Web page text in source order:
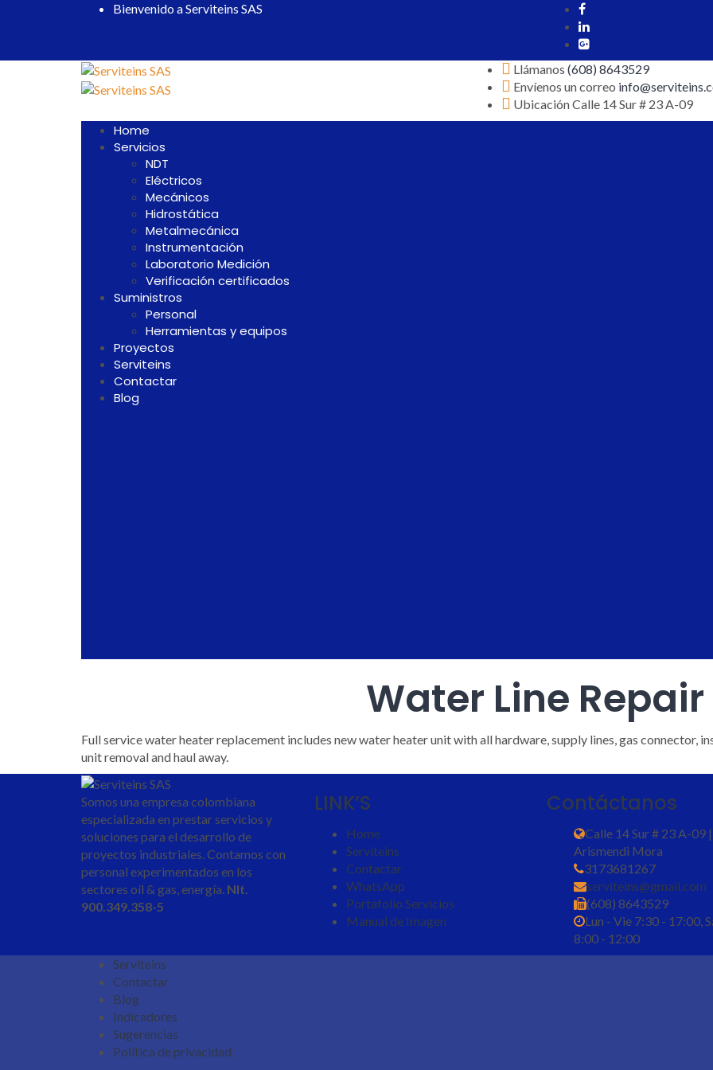
Bienvenido a Serviteins SAS
Llámanos (608) 8643529
Envíenos un correo
UbicaciónCalle 14 Sur # 23 A-09
Home
Servicios
NDT
Eléctricos
Mecánicos
Hidrostática
Metalmecánica
Instrumentación
Laboratorio Medición
Verificación certificados
Suministros
Personal
Herramientas y equipos
Proyectos
Serviteins
Contactar
Blog
Water Line Repair
Full service water heater replacement includes new water heater unit with all hardware, supply lines, gas connector,
unit removal and haul away.
Somos una empresa colombiana
especializada en prestar servicios y
soluciones para el desarrollo de
proyectos industriales. Contamos con
personal experimentados en los
sectores oíl & gas, energía. NIt.
900.349.358-5
LINK’S
Home
Serviteins
Contactar
WhatsApp
Portafolio Servicios
Manual de Imagen
Contáctanos
Calle 14 Sur # 23 A-09
Arismendi Mora
3173681267
serviteins@gmail.com
(608) 8643529
Lun - Vie 7:30 - 17:00,
8:00 - 12:00
Serviteins
Contactar
Blog
Indicadores
Sugerencias
Política de privacidad